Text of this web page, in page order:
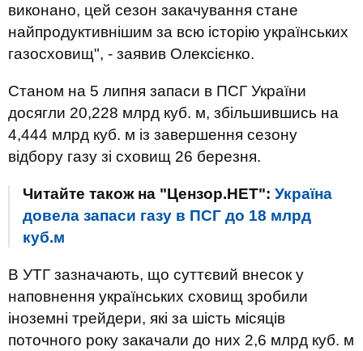
виконано, цей сезон закачування стане
найпродуктивнішим за всю історію українських
газосховищ", - заявив Олексієнко.
Станом на 5 липня запаси в ПСГ України
досягли 20,228 млрд куб. м, збільшившись на
4,444 млрд куб. м із завершення сезону
відбору газу зі сховищ 26 березня.
Читайте також на "Цензор.НЕТ": Україна
довела запаси газу в ПСГ до 18 млрд
куб.м
В УТГ зазначають, що суттєвий внесок у
наповнення українських сховищ зробили
іноземні трейдери, які за шість місяців
поточного року закачали до них 2,6 млрд куб. м